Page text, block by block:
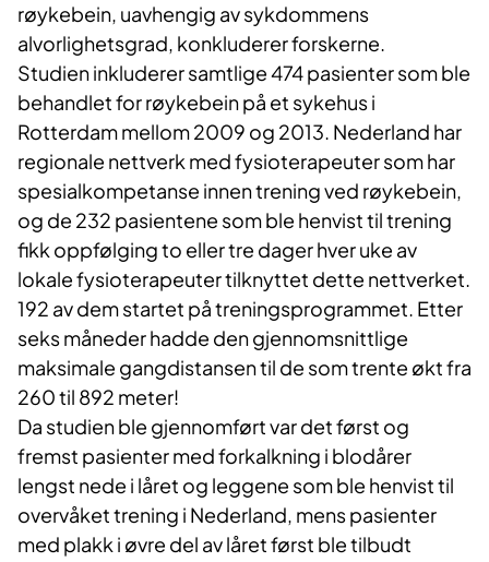
røykebein, uavhengig av sykdommens
alvorlighetsgrad, konkluderer forskerne.
Studien inkluderer samtlige 474 pasienter som ble
behandlet for røykebein på et sykehus i
Rotterdam mellom 2009 og 2013. Nederland har
regionale nettverk med fysioterapeuter som har
spesialkompetanse innen trening ved røykebein,
og de 232 pasientene som ble henvist til trening
fikk oppfølging to eller tre dager hver uke av
lokale fysioterapeuter tilknyttet dette nettverket.
192 av dem startet på treningsprogrammet. Etter
seks måneder hadde den gjennomsnittlige
maksimale gangdistansen til de som trente økt fra
260 til 892 meter!
Da studien ble gjennomført var det først og
fremst pasienter med forkalkning i blodårer
lengst nede i låret og leggene som ble henvist til
overvåket trening i Nederland, mens pasienter
med plakk i øvre del av låret først ble tilbudt